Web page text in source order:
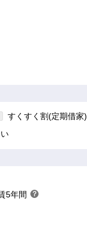
すくすく割(定期借家)
5年間 ？